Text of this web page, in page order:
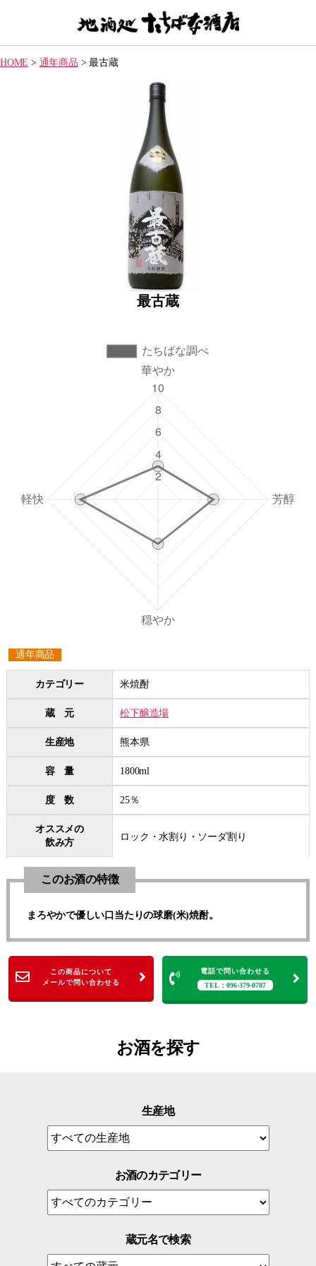
ち
ば
な
酒
店
HOME > 通年商品 >最古蔵
最古蔵
通年商品
カテゴリー
蔵 元
生産地
容 量
度 数
オススメの
飲み方
米焼酎
松下醸造場
熊本県
1800ml
25％
ロック・水割り・ソーダ割り
このお酒の特徴
まろやかで優しい口当たりの球磨(米)焼酎。
この商品について
メールで問い合わせる
電話で問い合わせる
TEL：096-379-0787
お酒を探す
生産地
お酒のカテゴリー
蔵元名で検索